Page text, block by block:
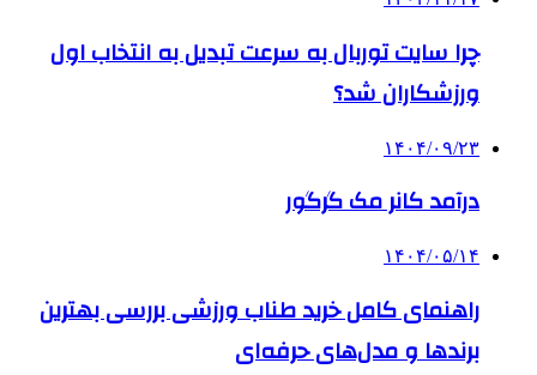
چرا سایت توربال به ‌سرعت تبدیل به انتخاب اول
ورزشکاران شد؟
۱۴۰۴/۰۹/۲۳
درآمد کانر مک گرگور
۱۴۰۴/۰۵/۱۴
راهنمای کامل خرید طناب ورزشی بررسی بهترین
برندها و مدل‌های حرفه‌ای